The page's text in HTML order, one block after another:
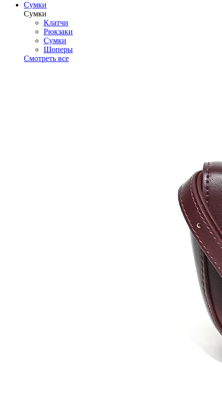
Сумки
Сумки
Клатчи
Рюкзаки
Сумки
Шоперы
Смотреть все